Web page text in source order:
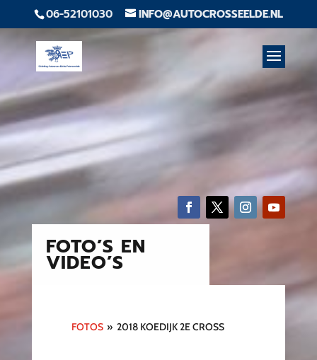
06-52101030 INFO@AUTOCROSSEELDE.NL
FOTO’S EN
VIDEO’S
FOTOS » 2018 KOEDIJK 2E CROSS